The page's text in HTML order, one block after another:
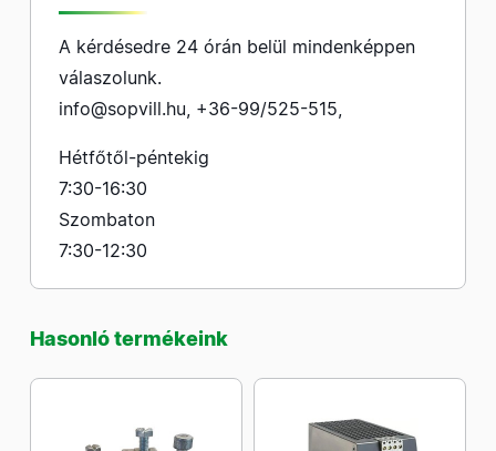
A kérdésedre 24 órán belül mindenképpen
válaszolunk.
info@sopvill.hu, +36-99/525-515,
Hétfőtől-péntekig
7:30-16:30
Szombaton
7:30-12:30
Hasonló termékeink